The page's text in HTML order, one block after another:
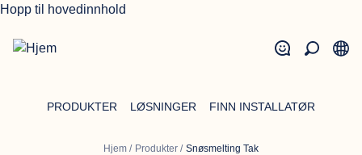
Hopp til hovedinnhold
PRODUKTER LØSNINGER FINN INSTALLATØR
Hjem / Produkter / Snøsmelting Tak